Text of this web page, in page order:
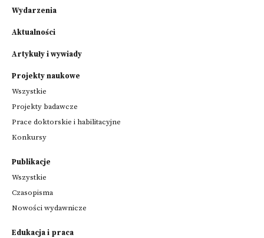
Wydarzenia
Aktualności
Artykuły i wywiady
Projekty naukowe
Wszystkie
Projekty badawcze
Prace doktorskie i habilitacyjne
Konkursy
Publikacje
Wszystkie
Czasopisma
Nowości wydawnicze
Edukacja i praca